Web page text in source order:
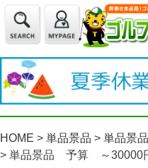
HOME 単品景品
単品景
単品景品 予算 ～30000